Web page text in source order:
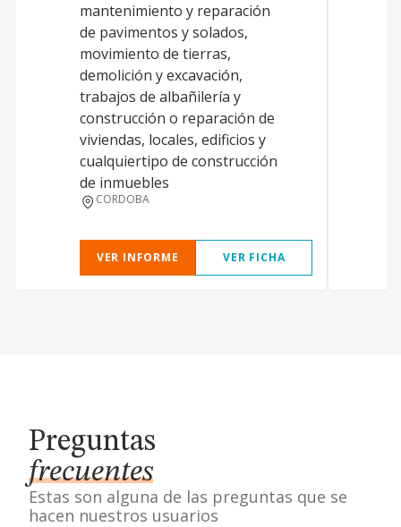
mantenimiento y reparación
de pavimentos y solados,
movimiento de tierras,
demolición y excavación,
trabajos de albañilería y
construcción o reparación de
viviendas, locales, edificios y
cualquiertipo de construcción
de inmuebles
CORDOBA
VER INFORME VER FICHA
Preguntas
frecuentes
Estas son alguna de las preguntas que se
hacen nuestros usuarios